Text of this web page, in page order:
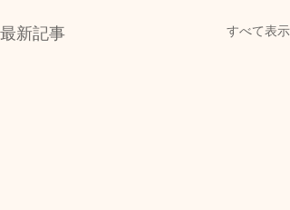
最新記事 すべて表示